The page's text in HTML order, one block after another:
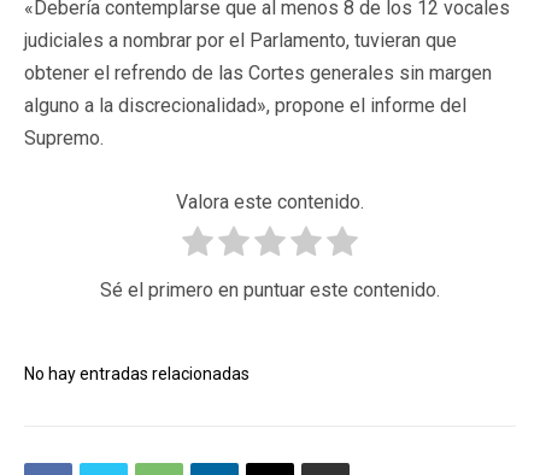
«Debería contemplarse que al menos 8 de los 12 vocales
judiciales a nombrar por el Parlamento, tuvieran que
obtener el refrendo de las Cortes generales sin margen
alguno a la discrecionalidad», propone el informe del
Supremo.
Valora este contenido.
Sé el primero en puntuar este contenido.
No hay entradas relacionadas